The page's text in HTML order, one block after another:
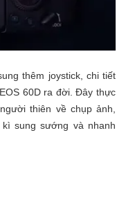
thêm joystick, chi tiết
60D ra đời. Đây thực
thiên về chụp ảnh,
sung sướng và nhanh